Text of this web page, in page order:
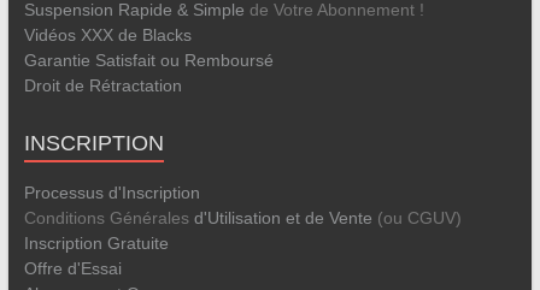
Suspension Rapide & Simple de Votre Abonnement !
Vidéos XXX de Blacks
Garantie Satisfait ou Remboursé
Droit de Rétractation
INSCRIPTION
Processus d'Inscription
Conditions Générales d'Utilisation et de Vente (ou CGUV)
Inscription Gratuite
Offre d'Essai